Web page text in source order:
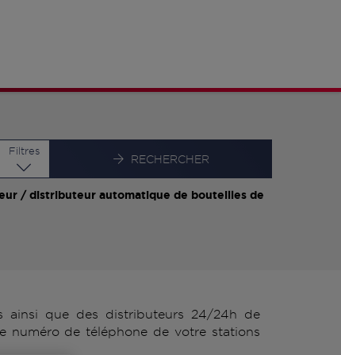
Filtres
RECHERCHER
/ distributeur automatique de bouteilles de
ainsi que des distributeurs 24/24h de
numéro de téléphone de votre stations